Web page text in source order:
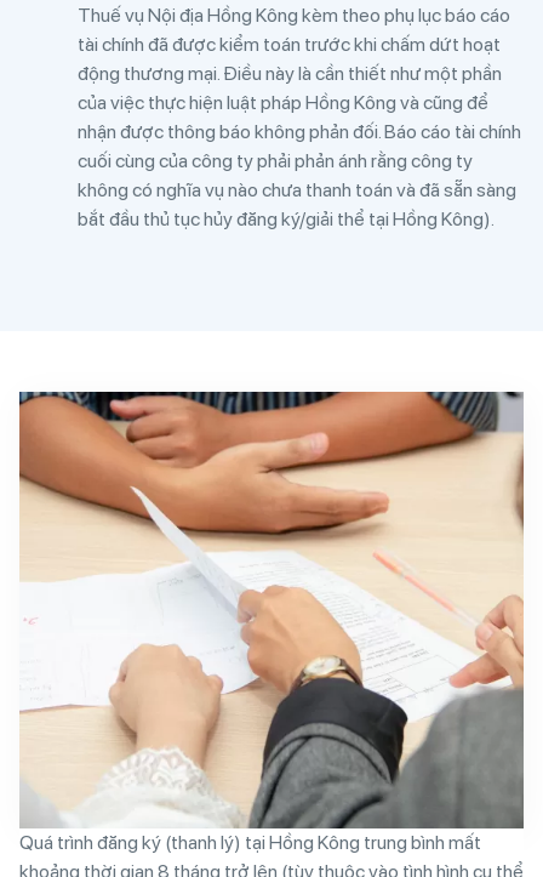
Thuế vụ Nội địa Hồng Kông kèm theo phụ lục báo cáo
tài chính đã được kiểm toán trước khi chấm dứt hoạt
động thương mại. Điều này là cần thiết như một phần
của việc thực hiện luật pháp Hồng Kông và cũng để
nhận được thông báo không phản đối. Báo cáo tài chính
cuối cùng của công ty phải phản ánh rằng công ty
không có nghĩa vụ nào chưa thanh toán và đã sẵn sàng
bắt đầu thủ tục hủy đăng ký/giải thể tại Hồng Kông).
Quá trình đăng ký (thanh lý) tại Hồng Kông trung bình mất
khoảng thời gian 8 tháng trở lên (tùy thuộc vào tình hình cụ thể